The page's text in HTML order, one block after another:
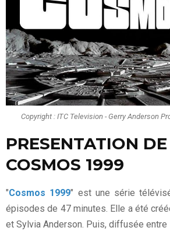
Copyright : ITC Television - Gerry Anderson
PRESENTATION
COSMOS 1999
"Cosmos 1999" est une série
épisodes de 47 minutes. Elle a été
et Sylvia Anderson. Puis, diffusée